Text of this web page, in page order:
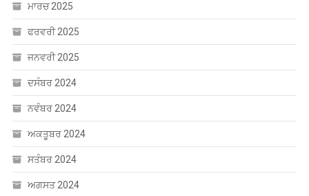
ਮਾਰਚ 2025
ਫਰਵਰੀ 2025
ਜਨਵਰੀ 2025
ਦਸੰਬਰ 2024
ਨਵੰਬਰ 2024
ਅਕਤੂਬਰ 2024
ਸਤੰਬਰ 2024
ਅਗਸਤ 2024